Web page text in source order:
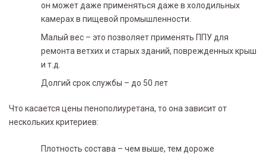
он может даже применяться даже в холодильных
камерах в пищевой промышленности.
Малый вес – это позволяет применять ППУ для
ремонта ветхих и старых зданий, поврежденных крыш
и т.д.
Долгий срок службы – до 50 лет
Что касается цены пенополиуретана, то она зависит от
нескольких критериев:
Плотность состава – чем выше, тем дороже